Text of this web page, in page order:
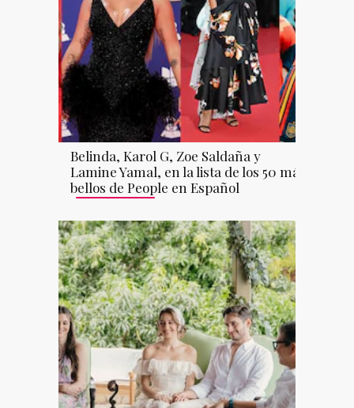
Belinda, Karol G, Zoe Saldaña y
Lamine Yamal, en la lista de los 50 más
bellos de People en Español